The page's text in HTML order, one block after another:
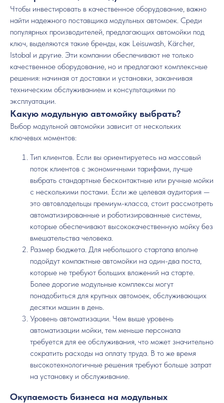
Чтобы инвестировать в качественное оборудование, важно
найти надежного поставщика модульных автомоек. Среди
популярных производителей, предлагающих автомойки под
ключ, выделяются такие бренды, как Leisuwash, Kärcher,
Istobal и другие. Эти компании обеспечивают не только
качественное оборудование, но и предлагают комплексные
решения: начиная от доставки и установки, заканчивая
техническим обслуживанием и консультациями по
эксплуатации.
Какую модульную автомойку выбрать?
Выбор модульной автомойки зависит от нескольких
ключевых моментов:
Тип клиентов. Если вы ориентируетесь на массовый
поток клиентов с экономичными тарифами, лучше
выбрать стандартные бесконтактные или ручные мойки
с несколькими постами. Если же целевая аудитория —
это автовладельцы премиум-класса, стоит рассмотреть
автоматизированные и роботизированные системы,
которые обеспечивают высококачественную мойку без
вмешательства человека.
Размер бюджета. Для небольшого стартапа вполне
подойдут компактные автомойки на один-два поста,
которые не требуют больших вложений на старте.
Более дорогие модульные комплексы могут
понадобиться для крупных автомоек, обслуживающих
десятки машин в день.
Уровень автоматизации. Чем выше уровень
автоматизации мойки, тем меньше персонала
требуется для ее обслуживания, что может значительно
сократить расходы на оплату труда. В то же время
высокотехнологичные решения требуют больше затрат
на установку и обслуживание.
Окупаемость бизнеса на модульных